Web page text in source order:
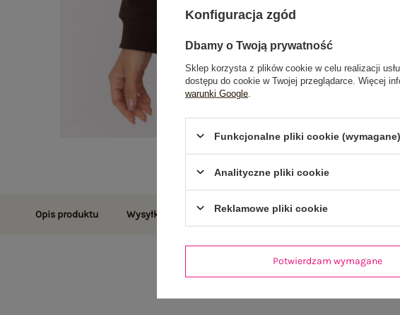
Opis produktu Wysyłka i dostawa Zwroty i reklamacje
Konfiguracja zgód
Dbamy o Twoją prywatność
Sklep korzysta z plików cookie w celu realizacji
dostępu do cookie w Twojej przeglądarce. Więcej
warunki Google
Funkcjonalne pliki cookie (wymagane)
Analityczne pliki cookie
Reklamowe pliki cookie
Potwierdzam wymagane